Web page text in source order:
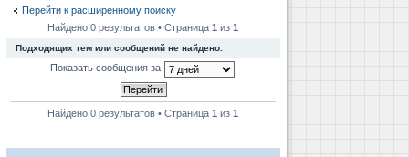
Перейти к расширенному поиску
Найдено 0 результатов • Страница1 из1
Подходящих тем или сообщений не найдено.
Показать сообщения за
Найдено 0 результатов • Страница1 из1